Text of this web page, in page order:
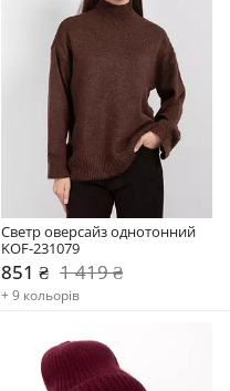
Светр оверсайз однотонний
KOF-231079
851 ₴ 1 419 ₴
+ 9 кольорів